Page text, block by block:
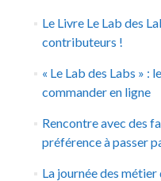
Le Livre Le Lab des
contributeurs !
« Le Lab des Labs » :
commander en ligne
Rencontre avec des
préférence à passer
La journée des